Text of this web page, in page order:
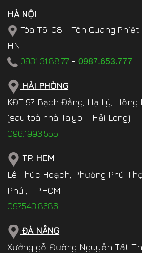
HÀ NỘI
Tòa T6-08 - Tôn Quang
HN.
0931.31.88.77 - 0987.653.777
HẢI PHÒNG
KĐT 97 Bạch Đằng, Hạ Lý, Hồng
(sau toà nhà Taiyo – Hải Long)
096.1993.555
TP. HCM
Lê Thúc Hoạch, Phường Phú
Phú , TP.HCM
097.543.8686
ĐÀ NẴNG
Xưởng gỗ: Đường Nguyễn Tất